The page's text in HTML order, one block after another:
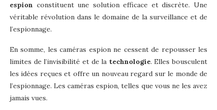
espion constituent une solution efficace et discrète. Une
véritable révolution dans le domaine de la surveillance et de
l’espionnage.
En somme, les caméras espion ne cessent de repousser les
limites de l’invisibilité et de la technologie. Elles bousculent
les idées reçues et offre un nouveau regard sur le monde de
l’espionnage. Les caméras espion, telles que vous ne les avez
jamais vues.